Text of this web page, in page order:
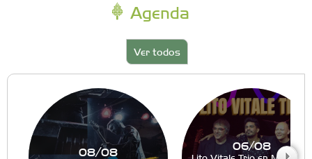
Agenda
Ver todos
08/08 06/08